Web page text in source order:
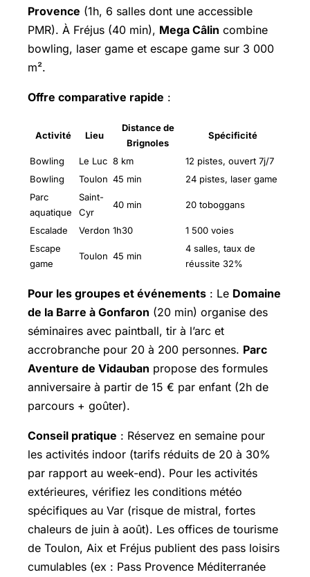
Provence (1h, 6 salles dont une accessible
PMR). À Fréjus (40 min), Mega Câlin combine
bowling, laser game et escape game sur 3 000
m².
Offre comparative rapide :
Activité Lieu
Distance de
Brignoles
Spécificité
Bowling Le Luc 8 km
12 pistes, ouvert 7j/7
Bowling
Toulon 45 min
24 pistes, laser game
Parc
aquatique
Saint-
Cyr
40 min 20 toboggans
Escalade Verdon 1h30
1 500 voies
Escape
game
Toulon 45 min
4 salles, taux de
réussite 32%
Pour les groupes et événements : Le Domaine
de la Barre à Gonfaron (20 min) organise des
séminaires avec paintball, tir à l’arc et
accrobranche pour 20 à 200 personnes. Parc
Aventure de Vidauban propose des formules
anniversaire à partir de 15 € par enfant (2h de
parcours + goûter).
Conseil pratique : Réservez en semaine pour
les activités indoor (tarifs réduits de 20 à 30%
par rapport au week-end). Pour les activités
extérieures, vérifiez les conditions météo
spécifiques au Var (risque de mistral, fortes
chaleurs de juin à août). Les offices de tourisme
de Toulon, Aix et Fréjus publient des pass loisirs
cumulables (ex : Pass Provence Méditerranée